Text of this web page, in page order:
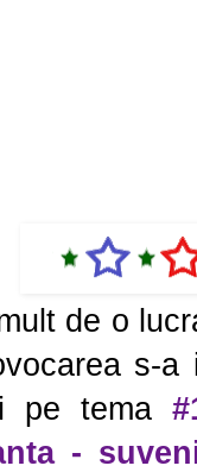
de o
s-
pe tema
-